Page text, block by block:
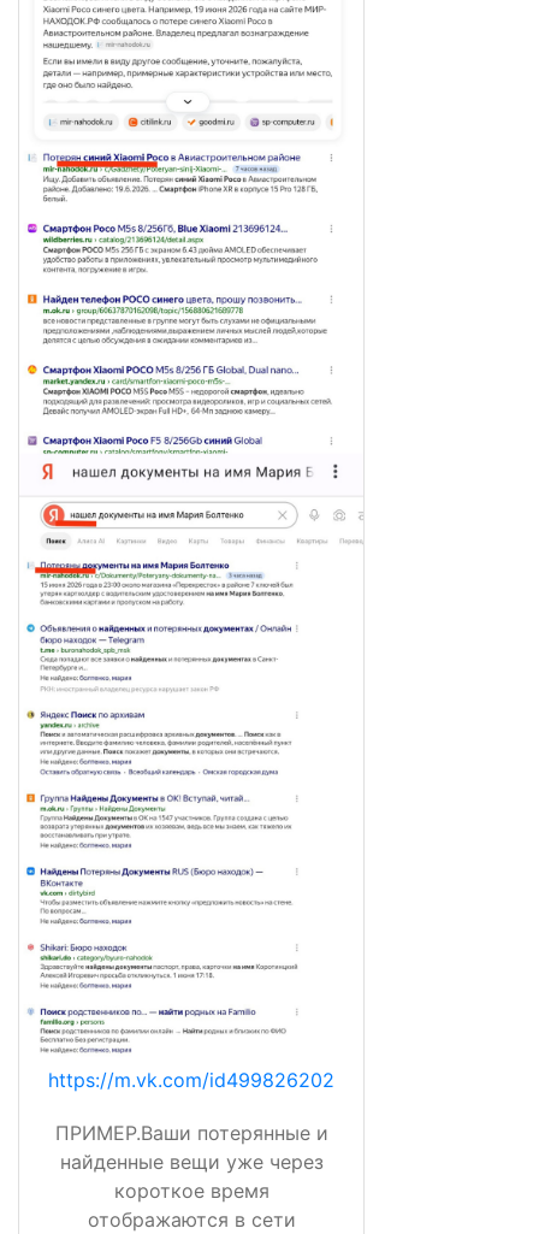
https://m.vk.com/id499826202
ПРИМЕР.Ваши потерянные и
найденные вещи уже через
короткое время
отображаются в сети